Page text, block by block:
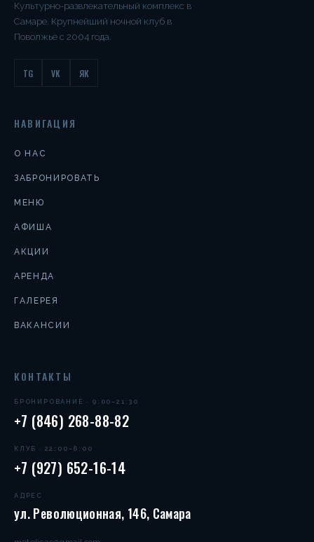
Культурно-развлекательный комплекс в
Самаре. Крупнейший ночной клуб в
Поволжье с 2004 года.
TG VK ЯК
НАВИГАЦИЯ
О НАС
ЗАБРОНИРОВАТЬ
МЕНЮ
АФИША
АКЦИИ
АРЕНДА
ГАЛЕРЕЯ
ВАКАНСИИ
КОНТАКТЫ
БРОНИРОВАНИЕ · 9:00–21:30
+7 (846) 268-88-82
КЛУБ · 22:00–6:00
+7 (927) 652-16-14
АДРЕС
ул. Революционная, 146, Самара